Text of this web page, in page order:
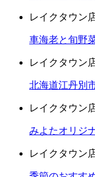
レイクタウン
車海老と旬野
レイクタウン
北海道江丹別
レイクタウン
みよたオリジ
レイクタウン